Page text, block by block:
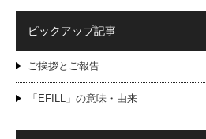
ピックアップ記事
ご挨拶とご報告
「EFILL」の意味・由来